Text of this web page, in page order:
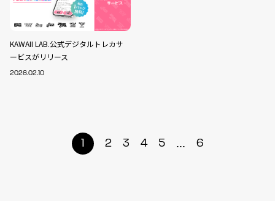
KAWAII LAB.公式デジタルトレカサ
ービスがリリース
2026.02.10
1 2 3 4 5 ... 6